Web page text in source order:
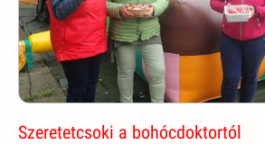
Szeretetcsoki a bohócdoktortól